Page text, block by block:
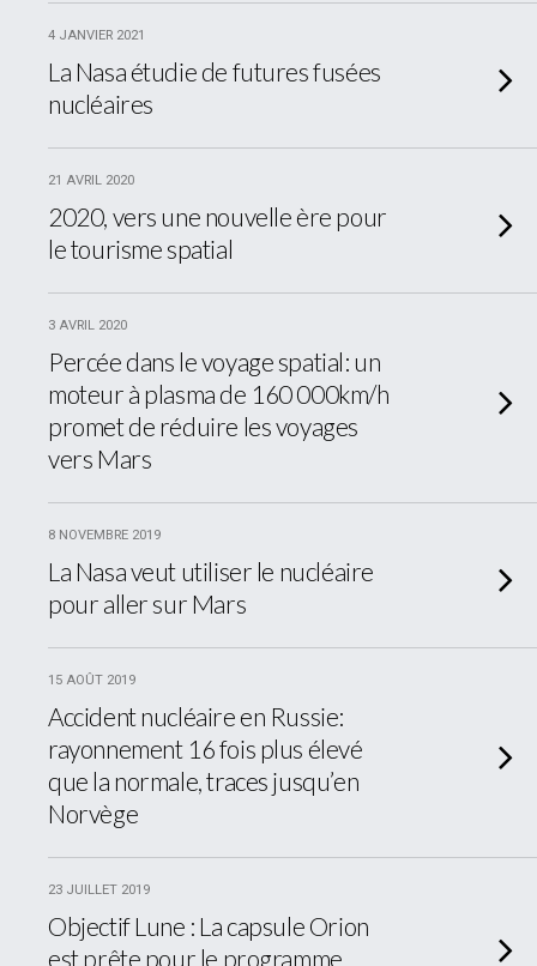
4 JANVIER 2021
La Nasa étudie de futures fusées
nucléaires
21 AVRIL 2020
2020, vers une nouvelle ère pour
le tourisme spatial
3 AVRIL 2020
Percée dans le voyage spatial: un
moteur à plasma de 160 000km/h
promet de réduire les voyages
vers Mars
8 NOVEMBRE 2019
La Nasa veut utiliser le nucléaire
pour aller sur Mars
15 AOÛT 2019
Accident nucléaire en Russie:
rayonnement 16 fois plus élevé
que la normale, traces jusqu’en
Norvège
23 JUILLET 2019
Objectif Lune : La capsule Orion
est prête pour le programme